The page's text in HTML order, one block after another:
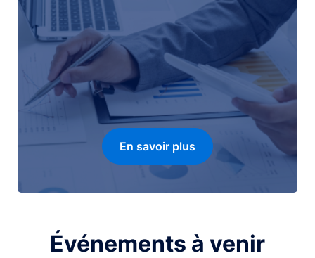
En savoir plus
Événements à venir